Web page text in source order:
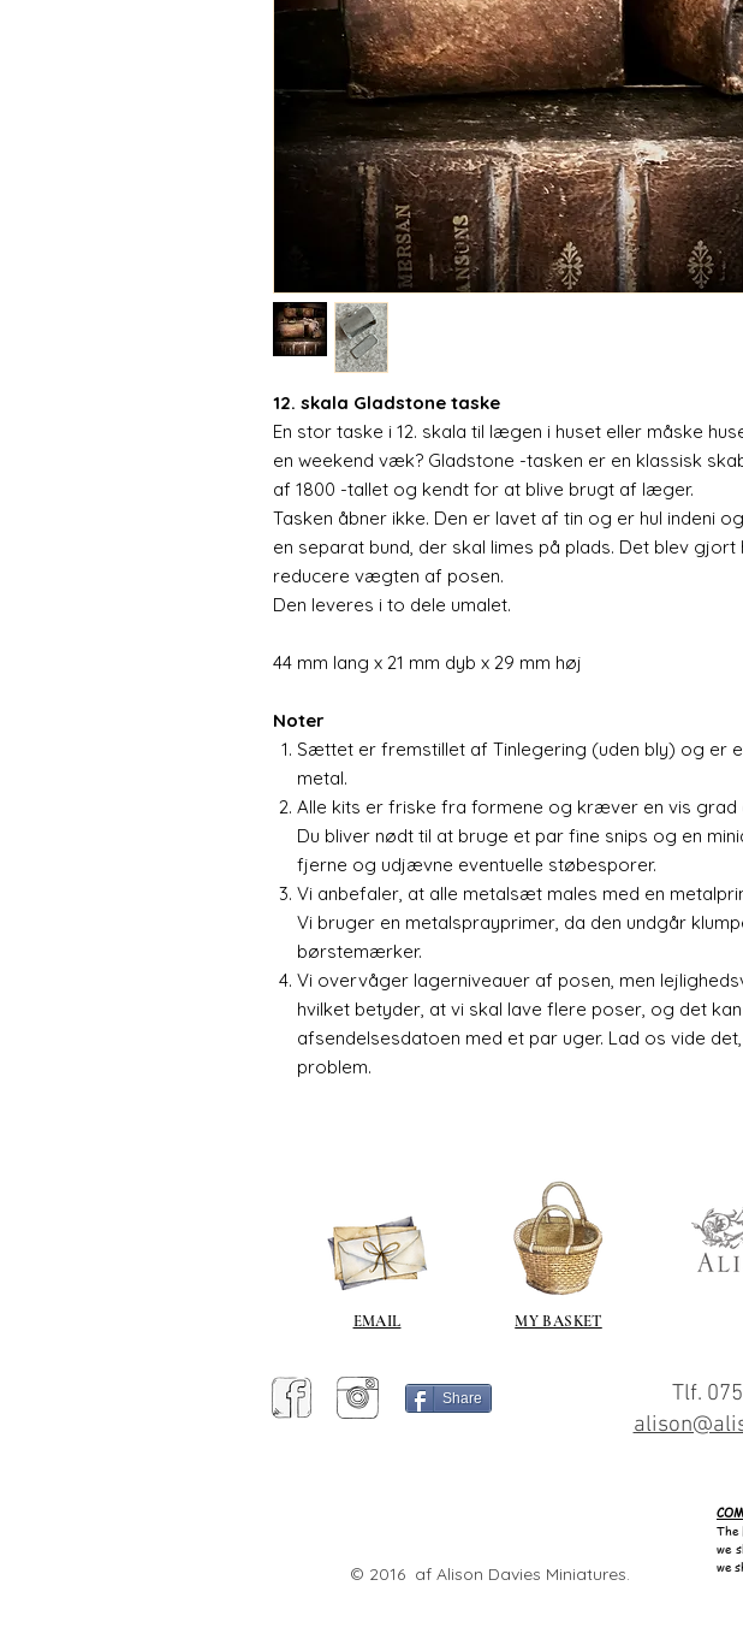
12. skala Gladstone taske
En stor taske i 12. skala til lægen i huset eller måske
en weekend væk? Gladstone -tasken er en klassisk
af 1800 -tallet og kendt for at blive brugt af læger.
Tasken åbner ikke. Den er lavet af tin og er hul indeni
en separat bund, der skal limes på plads. Det blev gjort
reducere vægten af posen.
Den leveres i to dele umalet.
44 mm lang x 21 mm dyb x 29 mm høj
Noter
Sættet er fremstillet af Tinlegering (uden bly) og er
metal.
Alle kits er friske fra formene og kræver en vis grad
Du bliver nødt til at bruge et par fine snips og en
fjerne og udjævne eventuelle støbesporer.
Vi anbefaler, at alle metalsæt males med en
Vi bruger en metalsprayprimer, da den undgår
børstemærker.
Vi overvåger lagerniveauer af posen, men
hvilket betyder, at vi skal lave flere poser, og det
afsendelsesdatoen med et par uger. Lad os vide
problem.
EMAIL MY BASKET
Share
Tlf.
© 2016 af Alison Davies Miniatures.
The
we
we